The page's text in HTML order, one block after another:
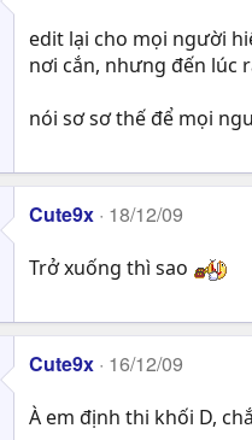
edit lại cho mọi người
nơi cắn, nhưng đến lúc
nói sơ sơ thế để mọi
Cute9x 18/12/09
Trở xuống thì sao
Cute9x 16/12/09
À em định thi khối D,